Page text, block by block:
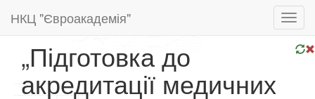
НКЦ "Євроакадемія"
„Підготовка до
акредитації медичних